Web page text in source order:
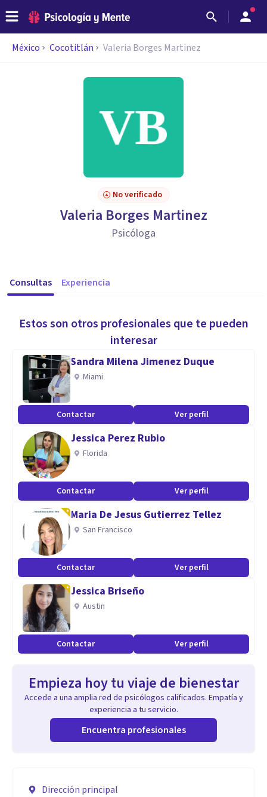
México Cocotitlán Valeria Borges Martinez
No verificado
Valeria Borges Martinez
Psicóloga
Consultas Experiencia
Estos son otros profesionales que te pueden
interesar
Sandra Milena Jimenez Duque
Miami
Contactar Ver perfil
Jessica Perez Rubio
Florida
Contactar Ver perfil
Maria De Jesus Gutierrez Tellez
San Francisco
Contactar Ver perfil
Jessica Briseño
Austin
Contactar Ver perfil
Empieza hoy tu viaje de bienestar
Accede a una amplia red de psicólogos calificados. Empatía y
experiencia a tu servicio.
Encuentra profesionales
Dirección principal